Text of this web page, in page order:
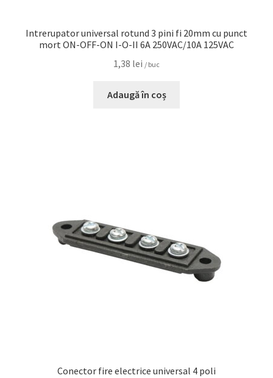
Intrerupator universal rotund 3 pini fi 20mm cu punct
mort ON-OFF-ON I-O-II 6A 250VAC/10A 125VAC
1,38 lei / buc
Adaugă în coș
Conector fire electrice universal 4 poli